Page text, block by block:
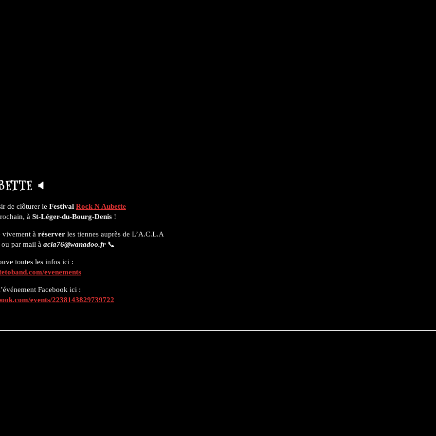
🔈
de clôturer le Festival Rock N Aubette
à St-Léger-du-Bourg-Denis !
vivement à réserverles tiennes auprès de L’A.C.L.A
ou par mail à acla76@wanadoo.fr 📞
toutes les infos ici :
evenements
Facebook ici :
events/2238143829739722